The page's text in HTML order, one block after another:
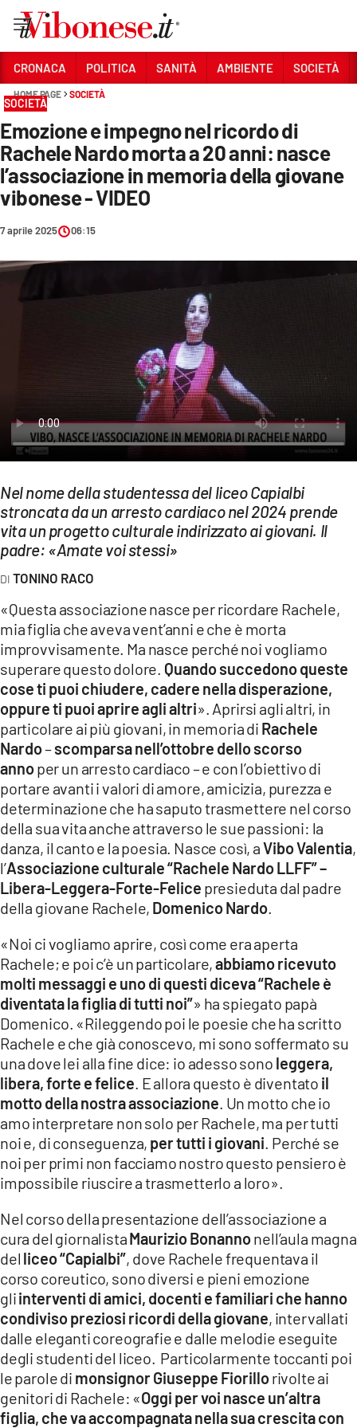
Sezioni
CRONACA
POLITICA
SANITÀ
AMBIENTE
SOCIETÀ
CULTURA
Streaming
LAC NETWORK
LAC ONAIR
Network
LACPLAY.IT
LACTV.IT
LACONAIR.IT
LACITYMAG.IT
ILREGGINO.IT
COSENZACHANNEL.IT
ILVIBONESE.IT
CATANZAROCHANNEL.IT
LACAPITALENEWS.IT
App
ANDROID
APPLE
CRONACA POLITICA SANITÀ AMBIENTE SOCIETÀ
HOME PAGE SOCIETÀ
SOCIETÀ
Emozione e impegno nel ricordo di
Rachele Nardo morta a 20 anni: nasce
l’associazione in memoria della giovane
vibonese - VIDEO
7 aprile 2025 06:15
Nel nome della studentessa del liceo Capialbi
stroncata da un arresto cardiaco nel 2024 prende
vita un progetto culturale indirizzato ai giovani. Il
padre: «Amate voi stessi»
TONINO RACO
«Questa associazione nasce per ricordare Rachele,
mia figlia che aveva vent’anni e che è morta
improvvisamente. Ma nasce perché noi vogliamo
superare questo dolore. Quando succedono queste
cose ti puoi chiudere, cadere nella disperazione,
oppure ti puoi aprire agli altri». Aprirsi agli altri, in
particolare ai più giovani, in memoria di Rachele
Nardo–scomparsa nell’ottobre dello scorso
annoper un arresto cardiaco – e con l’obiettivo di
portare avanti i valori di amore, amicizia, purezza e
determinazione che ha saputo trasmettere nel corso
della sua vita anche attraverso le sue passioni: la
danza, il canto e la poesia. Nasce così, aVibo Valentia,
l’Associazione culturale “Rachele Nardo LLFF” –
Libera-Leggera-Forte-Felice presieduta dal padre
della giovane Rachele, Domenico Nardo.
«Noi ci vogliamo aprire, così come era aperta
Rachele; e poi c’è un particolare,abbiamo ricevuto
molti messaggi e uno di questi diceva “Rachele è
diventata la figlia di tutti noi”» ha spiegato papà
Domenico. «Rileggendo poi le poesie che ha scritto
Rachele e che già conoscevo, mi sono soffermato su
una dove lei alla fine dice: io adesso sono leggera,
libera, forte e felice. E allora questo è diventato il
motto della nostra associazione. Un motto che io
amo interpretare non solo per Rachele, ma per tutti
noi e, di conseguenza, per tutti i giovani. Perché se
noi per primi non facciamo nostro questo pensiero è
impossibile riuscire a trasmetterlo a loro».
Nel corso della presentazione dell’associazione a
cura del giornalistaMaurizio Bonannonell’aula magna
del liceo “Capialbi”, dove Rachele frequentava il
corso coreutico, sono diversi e pieni emozione
gliinterventi di amici, docenti e familiari che hanno
condiviso preziosi ricordi della giovane, intervallati
dalle eleganti coreografie e dalle melodie eseguite
degli studenti del liceo. Particolarmente toccanti poi
le parole di monsignor Giuseppe Fiorillorivolte ai
genitori di Rachele: «Oggi per voi nasce un’altra
figlia, che va accompagnata nella sua crescita con